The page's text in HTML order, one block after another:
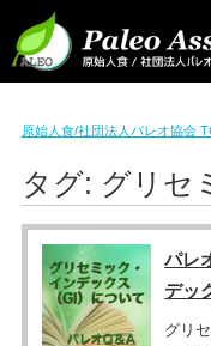
原始人食/社団法人パレオ協会
タグ: グリセ
パレ
デッ
グリ